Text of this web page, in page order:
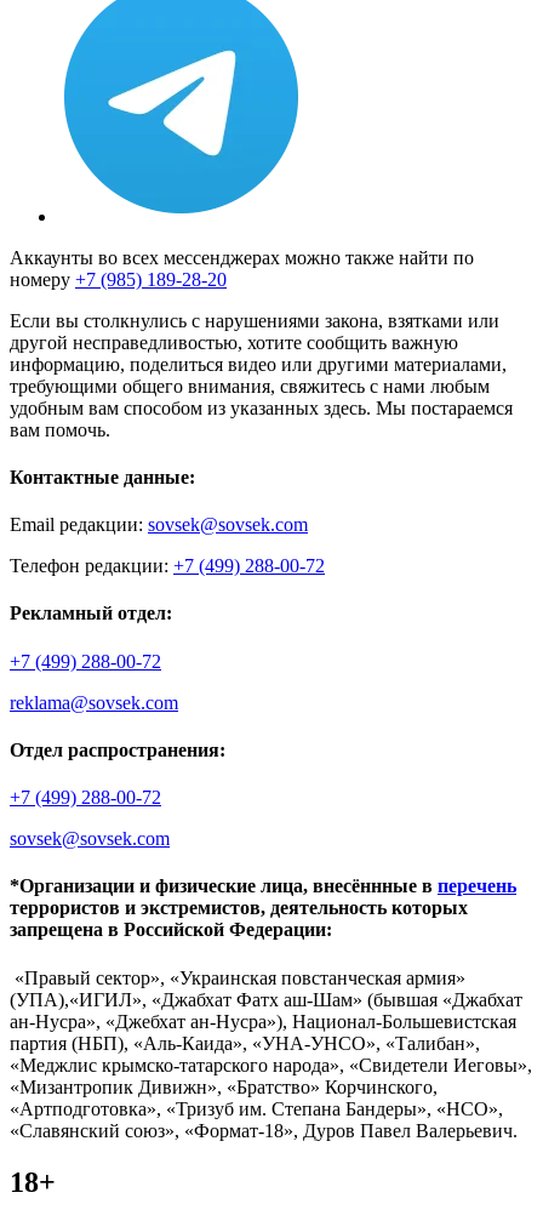
Аккаунты во всех мессенджерах можно также найти по
номеру +7 (985) 189-28-20
Если вы столкнулись с нарушениями закона, взятками или
другой несправедливостью, хотите сообщить важную
информацию, поделиться видео или другими материалами,
требующими общего внимания, свяжитесь с нами любым
удобным вам способом из указанных здесь. Мы постараемся
вам помочь.
Контактные данные:
Email редакции: sovsek@sovsek.com
Телефон редакции: +7 (499) 288-00-72
Рекламный отдел:
+7 (499) 288-00-72
reklama@sovsek.com
Отдел распространения:
+7 (499) 288-00-72
sovsek@sovsek.com
*Организации и физические лица, внесённные в перечень
террористов и экстремистов, деятельность которых
запрещена в Российской Федерации:
«Правый сектор», «Украинская повстанческая армия»
(УПА),«ИГИЛ», «Джабхат Фатх аш-Шам» (бывшая «Джабхат
ан-Нусра», «Джебхат ан-Нусра»), Национал-Большевистская
партия (НБП), «Аль-Каида», «УНА-УНСО», «Талибан»,
«Меджлис крымско-татарского народа», «Свидетели Иеговы»,
«Мизантропик Дивижн», «Братство» Корчинского,
«Артподготовка», «Тризуб им. Степана Бандеры», «НСО»,
«Славянский союз», «Формат-18», Дуров Павел Валерьевич.
18+